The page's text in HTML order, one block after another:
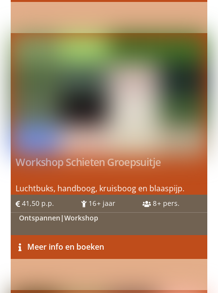
Workshop Schieten Groepsuitje
Luchtbuks, handboog, kruisboog en blaaspijp.
41,50 p.p. 16+ jaar 8+ pers.
Ontspannen |Workshop
Meer info en boeken